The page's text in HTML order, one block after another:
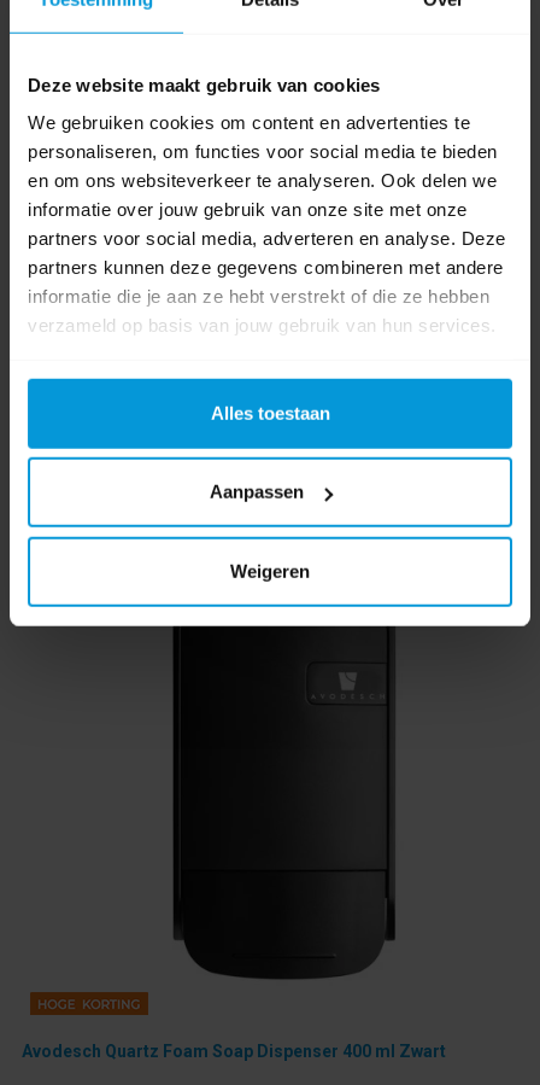
Deze website maakt gebruik van cookies
We gebruiken cookies om content en advertenties te
personaliseren, om functies voor social media te bieden
en om ons websiteverkeer te analyseren. Ook delen we
informatie over jouw gebruik van onze site met onze
partners voor social media, adverteren en analyse. Deze
partners kunnen deze gegevens combineren met andere
informatie die je aan ze hebt verstrekt of die ze hebben
verzameld op basis van jouw gebruik van hun services.
Alles toestaan
Aanpassen
Weigeren
Artikelnummer:441691
Soort dispenser: Zeep
Kleur: Zilver
Materiaal: Kunststof
€9,70
Bestel artikel.
Avodesch Quartz Foam Soap Dispenser 400 ml Zwart